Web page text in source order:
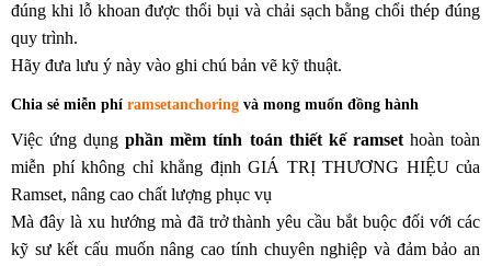
đúng khi lỗ khoan được thổi bụi và chải sạch bằng chổi thép đúng
quy trình.
Hãy đưa lưu ý này vào ghi chú bản vẽ kỹ thuật.
Chia sẻ miễn phí ramsetanchoring và mong muốn đồng hành
Việc ứng dụngphần mềm tính toán thiết kế ramsethoàn toàn
miễn phí không chỉ khẳng định GIÁ TRỊ THƯƠNG HIỆU của
Ramset, nâng cao chất lượng phục vụ
Mà đây là xu hướng mà đã trở thành yêu cầu bắt buộc đối với các
kỹ sư kết cấu muốn nâng cao tính chuyên nghiệp và đảm bảo an